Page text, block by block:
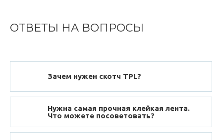
ОТВЕТЫ НА ВОПРОСЫ
Зачем нужен скотч TPL?
Нужна самая прочная клейкая лента.
Что можете посоветовать?